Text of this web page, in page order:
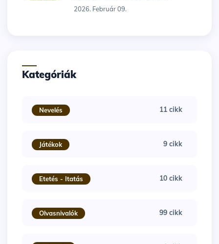
2026. Február 09.
Kategóriák
Nevelés 11 cikk
Játékok 9 cikk
Etetés - Itatás 10 cikk
Olvasnivalók 99 cikk